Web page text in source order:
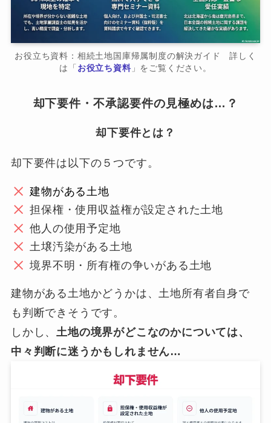
お役立ち資料：相続土地国庫帰属制度の解決ガイド 詳しく
は「 お役立ち資料」をご覧ください。
却下要件・不承認要件の見極めは…？
却下要件とは？
却下要件は以下の５つです。
建物がある土地
担保権・使用収益権が設定された土地
他人の使用予定地
土壌汚染がある土地
境界不明・所有権の争いがある土地
建物がある土地かどうかは、土地所有者自身で
も判断できそうです。
しかし、土地の境界がどこなのかについては、
中々判断に迷うかもしれません…